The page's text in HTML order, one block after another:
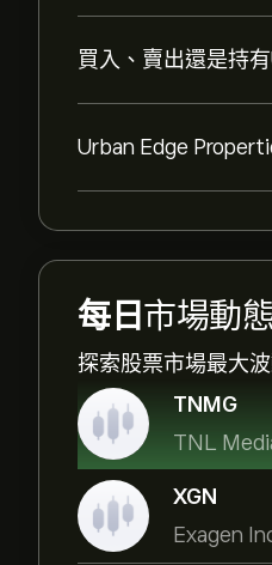
買入、賣出還是持
Urban Edge
每日 市場動
探索股票市場最大波
TNMG
TNL
XGN
Exagen